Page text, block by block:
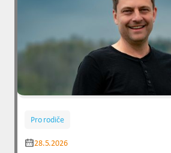
Pro rodiče
28.5.2026